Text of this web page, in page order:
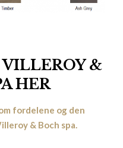
&
HER
fordelene og den
& Boch spa.